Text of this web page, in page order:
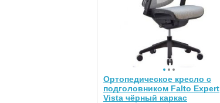
Ортопедическое кресло с
подголовником Falto Expert
Vista чёрный каркас